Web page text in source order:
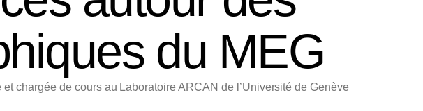
du MEG
chargée de cours au Laboratoire ARCAN de l’Université de Genève